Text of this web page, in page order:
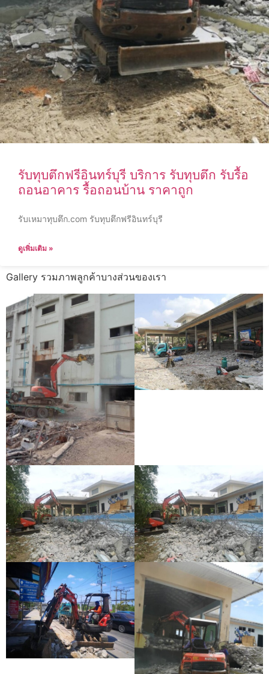
รับทุบตึกฟรีอินทร์บุรี บริการ รับทุบตึก รับรื้อ
ถอนอาคาร รื้อถอนบ้าน ราคาถูก
รับเหมาทุบตึก.com รับทุบตึกฟรีอินทร์บุรี
ดูเพิ่มเติม »
Gallery รวมภาพลูกค้าบางส่วนของเรา